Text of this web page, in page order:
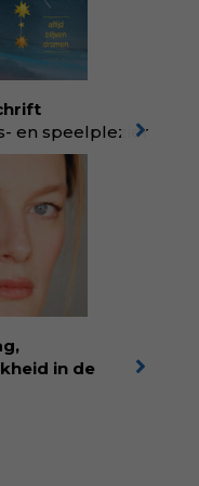
gezinnen heeft
een
veel begrip
gratis
r?
en speelplezier
gemaakte
Het mooiste
met liefde en
die
je. Dat voelt je
in de